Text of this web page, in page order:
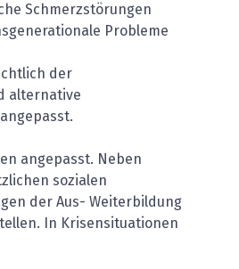
Schmerzstörungen
Probleme
der
alternative
angepasst. Neben
sozialen
der Aus- Weiterbildung
In Krisensituationen